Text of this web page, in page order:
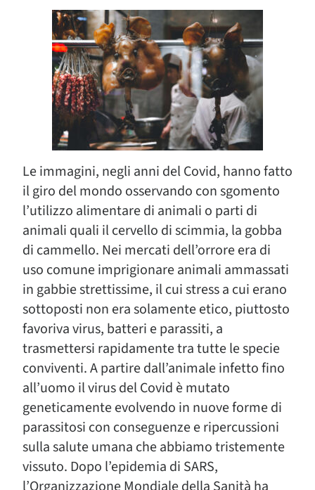
Le immagini, negli anni del Covid, hanno fatto
il giro del mondo osservando con sgomento
l’utilizzo alimentare di animali o parti di
animali quali il cervello di scimmia, la gobba
di cammello. Nei mercati dell’orrore era di
uso comune imprigionare animali ammassati
in gabbie strettissime, il cui stress a cui erano
sottoposti non era solamente etico, piuttosto
favoriva virus, batteri e parassiti, a
trasmettersi rapidamente tra tutte le specie
conviventi. A partire dall’animale infetto fino
all’uomo il virus del Covid è mutato
geneticamente evolvendo in nuove forme di
parassitosi con conseguenze e ripercussioni
sulla salute umana che abbiamo tristemente
vissuto. Dopo l’epidemia di SARS,